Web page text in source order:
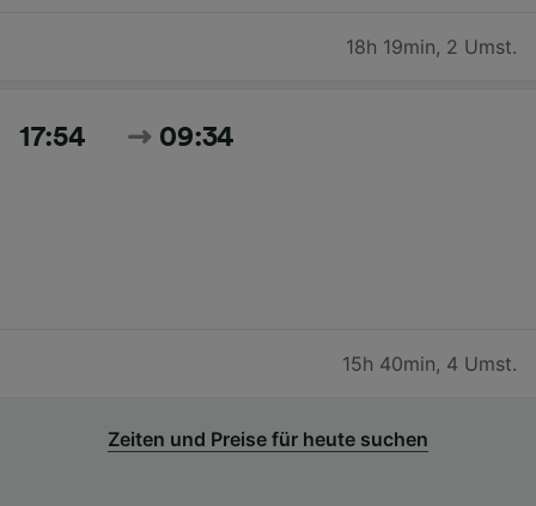
18h 19min, 2 Umst.
17:54 09:34
15h 40min, 4 Umst.
Zeiten und Preise für heute suchen